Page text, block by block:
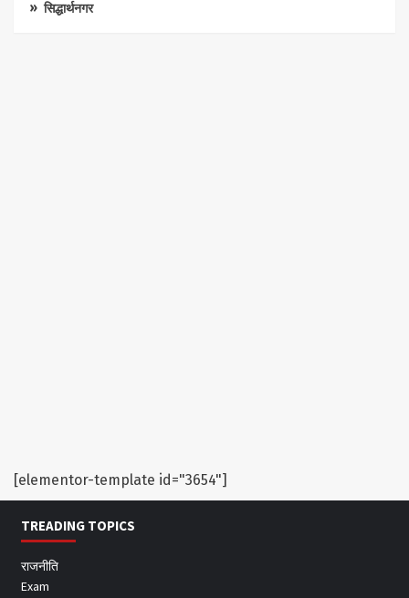
सिद्धार्थनगर
[elementor-template id="3654"]
TREADING TOPICS
राजनीति
Exam